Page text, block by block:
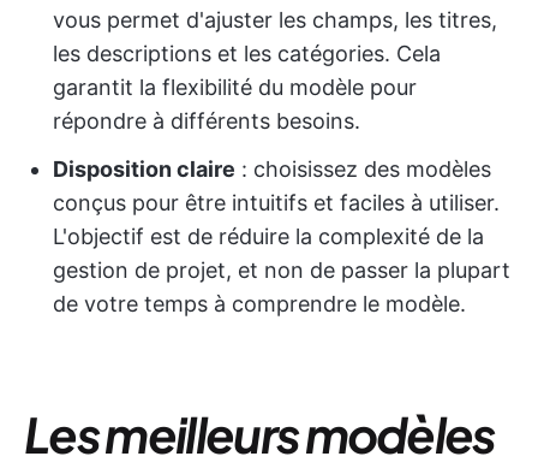
vous permet d'ajuster les champs, les titres,
les descriptions et les catégories. Cela
garantit la flexibilité du modèle pour
répondre à différents besoins.
Disposition claire : choisissez des modèles
conçus pour être intuitifs et faciles à utiliser.
L'objectif est de réduire la complexité de la
gestion de projet, et non de passer la plupart
de votre temps à comprendre le modèle.
Les meilleursmodèles